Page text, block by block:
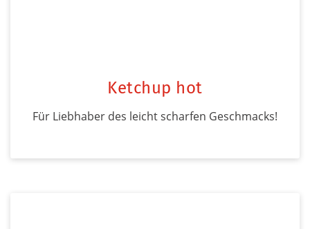
Ketchup hot
Für Liebhaber des leicht scharfen Geschmacks!